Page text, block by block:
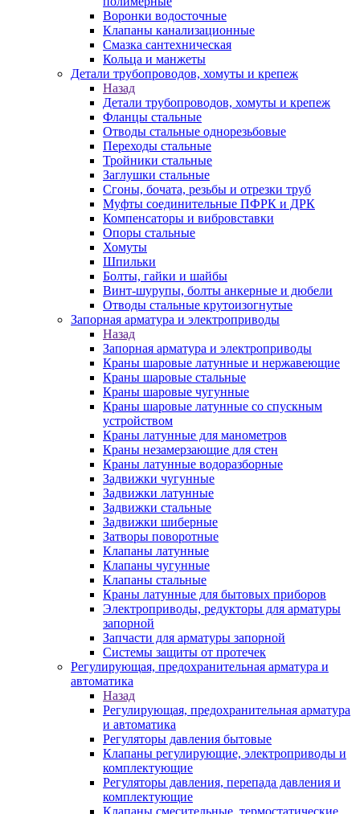
Воронки водосточные
Клапаны канализационные
Смазка сантехническая
Кольца и манжеты
Детали трубопроводов, хомуты и крепеж
Назад
Детали трубопроводов, хомуты и крепеж
Фланцы стальные
Отводы стальные однорезьбовые
Переходы стальные
Тройники стальные
Заглушки стальные
Сгоны, бочата, резьбы и отрезки труб
Муфты соединительные ПФРК и ДРК
Компенсаторы и вибровставки
Опоры стальные
Хомуты
Шпильки
Болты, гайки и шайбы
Винт-шурупы, болты анкерные и дюбели
Отводы стальные крутоизогнутые
Запорная арматура и электроприводы
Назад
Запорная арматура и электроприводы
Краны шаровые латунные и нержавеющие
Краны шаровые стальные
Краны шаровые чугунные
Краны шаровые латунные со спускным
устройством
Краны латунные для манометров
Краны незамерзающие для стен
Краны латунные водоразборные
Задвижки чугунные
Задвижки латунные
Задвижки стальные
Задвижки шиберные
Затворы поворотные
Клапаны латунные
Клапаны чугунные
Клапаны стальные
Краны латунные для бытовых приборов
Электроприводы, редукторы для арматуры
запорной
Запчасти для арматуры запорной
Системы защиты от протечек
Регулирующая, предохранительная арматура и
автоматика
Назад
Регулирующая, предохранительная арматура
и автоматика
Регуляторы давления бытовые
Клапаны регулирующие, электроприводы и
комплектующие
Регуляторы давления, перепада давления и
комплектующие
Клапаны смесительные, термостатические